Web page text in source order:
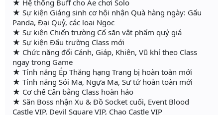
★ Hệ thống Buff cho Ae chơi Solo
★ Sự kiện Giáng sinh cơ hội nhận Quà hàng ngày: Gấu
Panda, Đại Quỷ, các loại Ngọc
★ Sự kiện Chiến trường Cổ săn vật phẩm quý giá
★ Sự kiện Đấu trường Class mới
★ Chức năng đổi Cánh, Giáp, Khiên, Vũ khí theo Class
ngay trong Game
★ Tính năng Ép Thăng hạng Trang bị hoàn toàn mới
★ Tính năng Sói Ma, Ngựa Ma, Sư tử hoàn toàn mới
★ Cơ chế Cân bằng Class hoàn hảo
★ Săn Boss nhận Xu & Đồ Socket cuối, Event Blood
Castle VIP, Devil Square VIP, Chao Castle VIP